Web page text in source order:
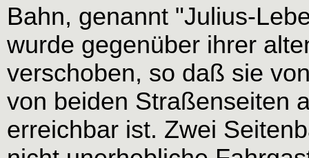
Bahn, genannt "Julius-
wurde gegenüber ihrer
verschoben, so daß sie
von beiden Straßenseiten
erreichbar ist. Zwei